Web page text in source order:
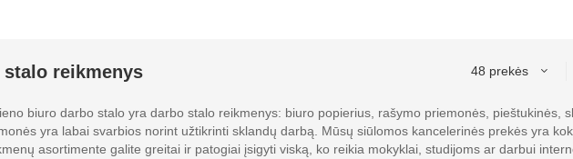
stalo reikmenys 48 prekės
biuro darbo stalo yra darbo stalo reikmenys: biuro popierius, rašymo priemonės, pieštukinės,
yra labai svarbios norint užtikrinti sklandų darbą. Mūsų siūlomos kancelerinės prekės yra
asortimente galite greitai ir patogiai įsigyti viską, ko reikia mokyklai, studijoms ar darbui